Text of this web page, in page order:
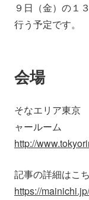
IR情報
９日（金）の１
行う予定です。
会場
そなエリア東
ャールーム
http://
記事の詳細はこ
https://